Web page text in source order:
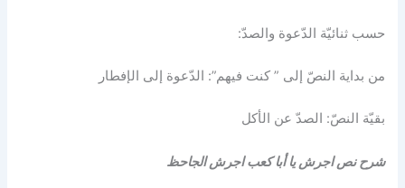
حسب ثنائيّة الدّعوة والصدّ:
من بداية النصّ إلى ” كنت فيهم”: الدّعوة إلى الإفطار
بقيّة النصّ: الصدّ عن الأكل
شرح نص اجرش يا أبا كعب اجرش الجاحظ